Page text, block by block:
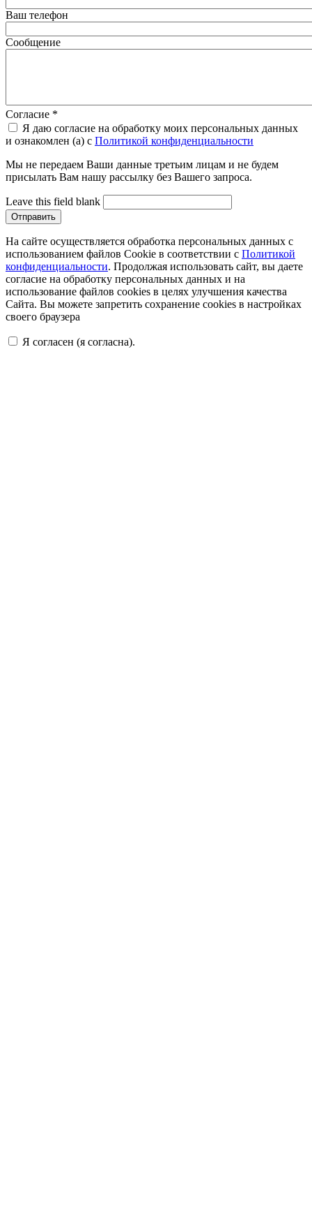
Ваш телефон
Сообщение
Согласие *
Я даю согласие на обработку моих персональных данных
и ознакомлен (а) с Политикой конфиденциальности
Мы не передаем Ваши данные третьим лицам и не будем
присылать Вам нашу рассылку без Вашего запроса.
Leave this field blank
На сайте осуществляется обработка персональных данных с
использованием файлов Cookie в соответствии с Политикой
конфиденциальности. Продолжая использовать сайт, вы даете
согласие на обработку персональных данных и на
использование файлов cookies в целях улучшения качества
Сайта. Вы можете запретить сохранение cookies в настройках
своего браузера
Я согласен (я согласна).